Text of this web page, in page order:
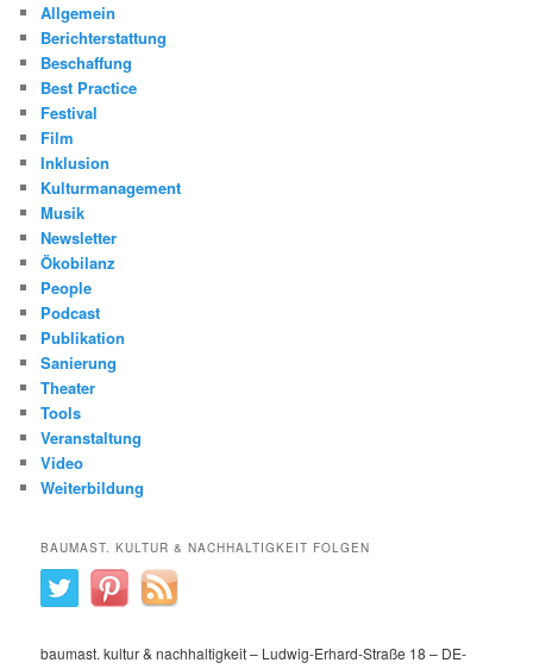
Allgemein
Berichterstattung
Beschaffung
Best Practice
Festival
Film
Inklusion
Kulturmanagement
Musik
Newsletter
Ökobilanz
People
Podcast
Publikation
Sanierung
Theater
Tools
Veranstaltung
Video
Weiterbildung
BAUMAST. KULTUR & NACHHALTIGKEIT FOLGEN
baumast. kultur & nachhaltigkeit – Ludwig-Erhard-Straße 18 – DE-